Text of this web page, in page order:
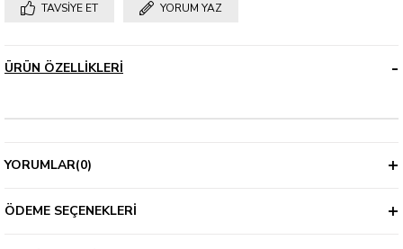
TAVSIYE ET YORUM YAZ
ÜRÜN ÖZELLIKLERI
YORUMLAR(0)
ÖDEME SEÇENEKLERI